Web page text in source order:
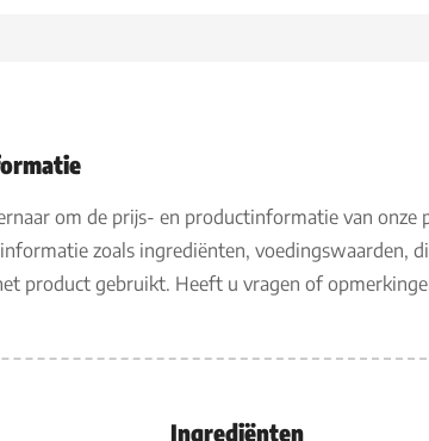
om de prijs- en productinformatie van
zoals ingrediënten,
product gebruikt. Heeft u vragen of
Ingrediënten